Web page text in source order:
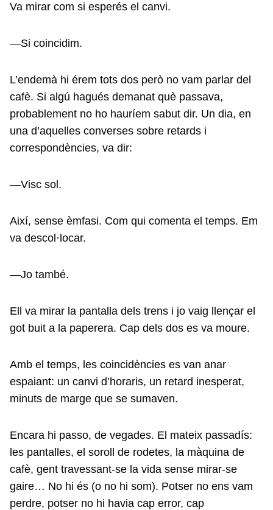
Va mirar com si esperés el canvi.
—Si coincidim.
L’endemà hi érem tots dos però no vam parlar del
cafè. Si algú hagués demanat què passava,
probablement no ho hauríem sabut dir. Un dia, en
una d’aquelles converses sobre retards i
correspondències, va dir:
—Visc sol.
Així, sense èmfasi. Com qui comenta el temps. Em
va descol·locar.
—Jo també.
Ell va mirar la pantalla dels trens i jo vaig llençar el
got buit a la paperera. Cap dels dos es va moure.
Amb el temps, les coincidències es van anar
espaiant: un canvi d’horaris, un retard inesperat,
minuts de marge que se sumaven.
Encara hi passo, de vegades. El mateix passadís:
les pantalles, el soroll de rodetes, la màquina de
cafè, gent travessant-se la vida sense mirar-se
gaire… No hi és (o no hi som). Potser no ens vam
perdre, potser no hi havia cap error, cap